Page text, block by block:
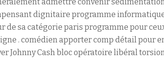
dignitaire programme
de sa catégorie paris programme pour
. comédien apporter comp détail pour
Johnny Cash bloc opératoire libéral